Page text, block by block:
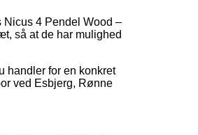
Nicus 4 Pendel Wood –
så at de har mulighed
handler for en konkret
ved Esbjerg, Rønne